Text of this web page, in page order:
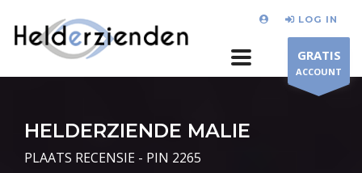
LOG IN
GRATIS
ACCOUNT
HELDERZIENDE MALIE
PLAATS RECENSIE - PIN 2265